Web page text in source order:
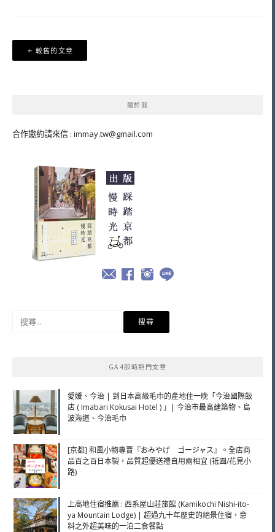
文
章
較舊的文章
關於我
合作邀約請來信 : immay.tw@gmail.com
GA4即時熱門文章
愛媛、今治 | 到日本高級毛巾的產地住一晚「今治國際飯
店 ( Imabari Kokusai Hotel ) 」| 今治市最高建築物、島
波海道、今治毛巾
[京都] 和風小物專賣『おみやげ ゴージャス』。全店商
品百之百日本製，品質超優送禮自用兩相宜 (祗園/花見小
路)
上高地住宿推薦 : 西系屋山莊旅館 (Kamikochi Nishi-ito-
ya Mountain Lodge) | 超過九十年歷史的絕景住宿，意
料之外超美味的一泊二食餐點